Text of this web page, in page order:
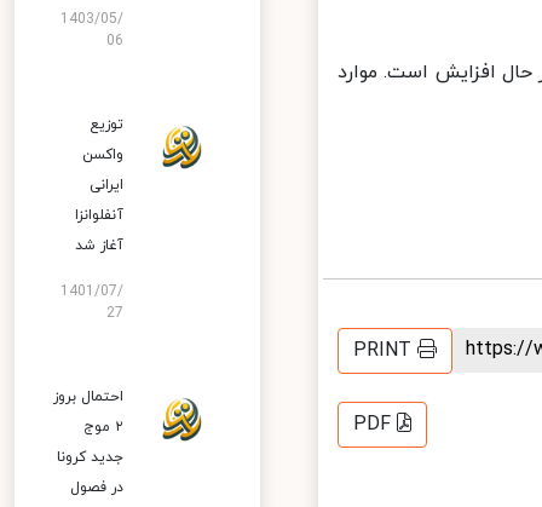
افزایش است. موارد
PRINT
PDF
1403/05/
06
توزیع
واکسن
ایرانی
آنفلوانزا
آغاز شد
1401/07/
27
احتمال بروز
۲ موج
جدید کرونا
در فصول